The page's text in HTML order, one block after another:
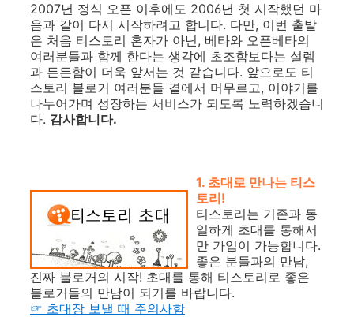
2007년 정식 오픈 이후에도 2006년 첫 시작했던 마
음과 같이 다시 시작하려고 합니다. 다만, 이번 출발
은 처음 티스토리 혼자가 아닌, 베타와 오픈베타의
여러분들과 함께 한다는 생각에 초조함보다는 설렘
과 든든함이 더욱 앞서는 것 같습니다. 앞으로도 티
스토리 블로거 여러분들 곁에서 머무르고, 이야기를
나누어가며 성장하는 서비스가 되도록 노력하겠습니
다. 감사합니다.
1. 초대로 만나는 티스
토리!
티스토리는 기존과 동
일하게 초대를 통해서
만 가입이 가능합니다.
좋은 분들과의 만남,
진짜 블로거의 시작! 초대를 통해 티스토리로 좋은
블로거들의 만남이 되기를 바랍니다.
☞ 초대장 보낼 때 주의사항